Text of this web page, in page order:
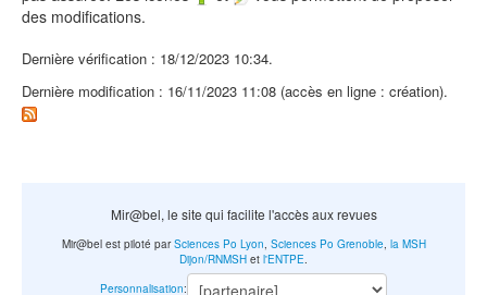
des modifications.
Dernière vérification : 18/12/2023 10:34.
Dernière modification : 16/11/2023 11:08 (accès en ligne : création).
Mir@bel, le site qui facilite l'accès aux revues
Mir@bel est piloté parSciences Po Lyon, Sciences Po Grenoble, la MSH
Dijon/RNMSH et l'ENTPE.
Personnalisation: